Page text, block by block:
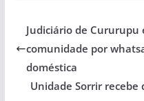
Judiciário de Cururupu
comunidade por
doméstica
Unidade Sorrir recebe